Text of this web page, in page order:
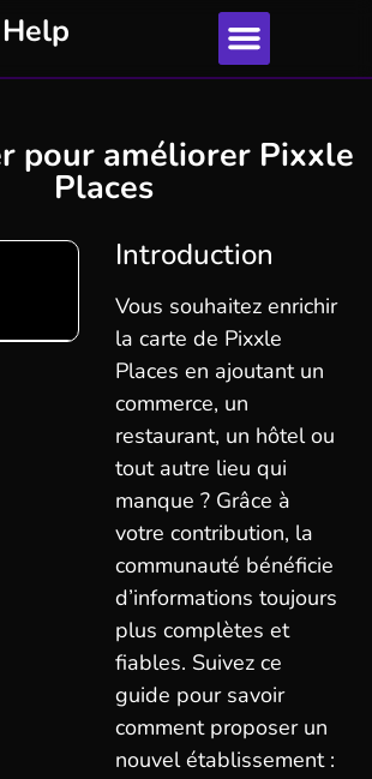
Help
pour améliorer Pixxle
Places
Introduction
Vous souhaitez enrichir
la carte de Pixxle
Places en ajoutant un
commerce, un
restaurant, un hôtel ou
tout autre lieu qui
manque ? Grâce à
votre contribution, la
communauté bénéficie
d’informations toujours
plus complètes et
fiables. Suivez ce
guide pour savoir
comment proposer un
nouvel établissement :